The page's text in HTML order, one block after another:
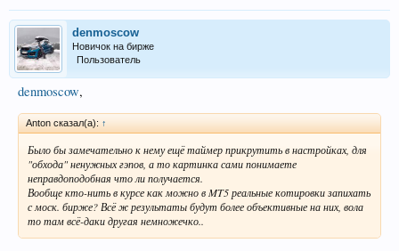
denmoscow
Новичок на бирже
Пользователь
denmoscow,
Anton сказал(а): ↑
Было бы замечательно к нему ещё таймер прикрутить в настройках, для
"обхода" ненужных гэпов, а то картинка сами понимаете
неправдоподобная что ли получается.
Вообще кто-нить в курсе как можно в MT5 реальные котировки запихать
с моск. бирже? Всё ж результаты будут более объективные на них, вола
то там всё-даки другая немножечко..